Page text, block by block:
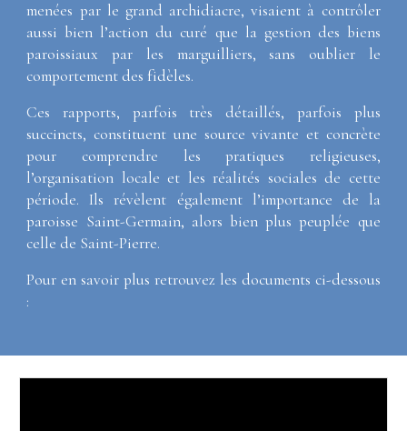
menées par le grand archidiacre, visaient à contrôler
aussi bien l’action du curé que la gestion des biens
paroissiaux par les marguilliers, sans oublier le
comportement des fidèles.
Ces rapports, parfois très détaillés, parfois plus
succincts, constituent une source vivante et concrète
pour comprendre les pratiques religieuses,
l’organisation locale et les réalités sociales de cette
période. Ils révèlent également l’importance de la
paroisse Saint-Germain, alors bien plus peuplée que
celle de Saint-Pierre.
Pour en savoir plus retrouvez les documents ci-dessous
: